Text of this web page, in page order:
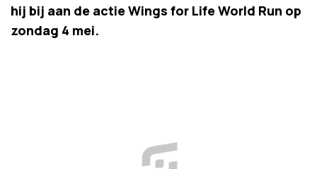
hij bij aan de actie Wings for Life World Run op
zondag 4 mei.